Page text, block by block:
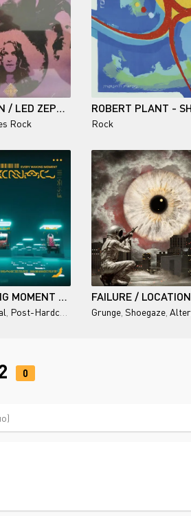
LED ZEPPELIN / LED ZEPPELIN III
Rock Rock
EVERY WAKING MOMENT - LIMINAL
Post-Hardcore
FAILURE /
Grunge Shoegaze
0